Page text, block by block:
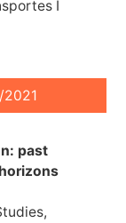
I
2021
past